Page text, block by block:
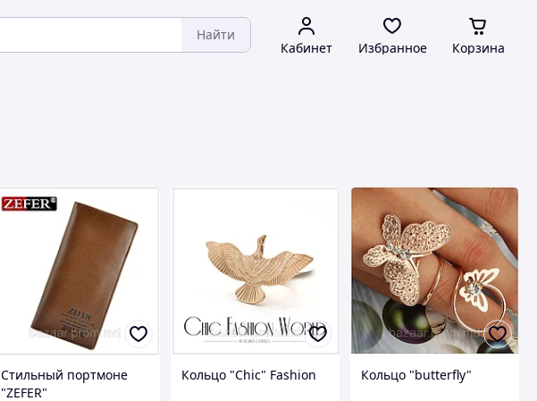
Найти
Кабинет Избранное Корзина
Стильный портмоне
"ZEFER"
Кольцо "Chic" Fashion Кольцо "butterfly"